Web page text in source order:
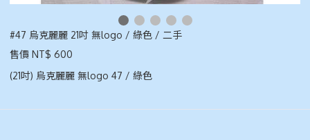
#47 烏克麗麗 21吋 無logo / 綠色 / 二手
售價 NT$ 600
(21吋) 烏克麗麗 無logo 47 / 綠色